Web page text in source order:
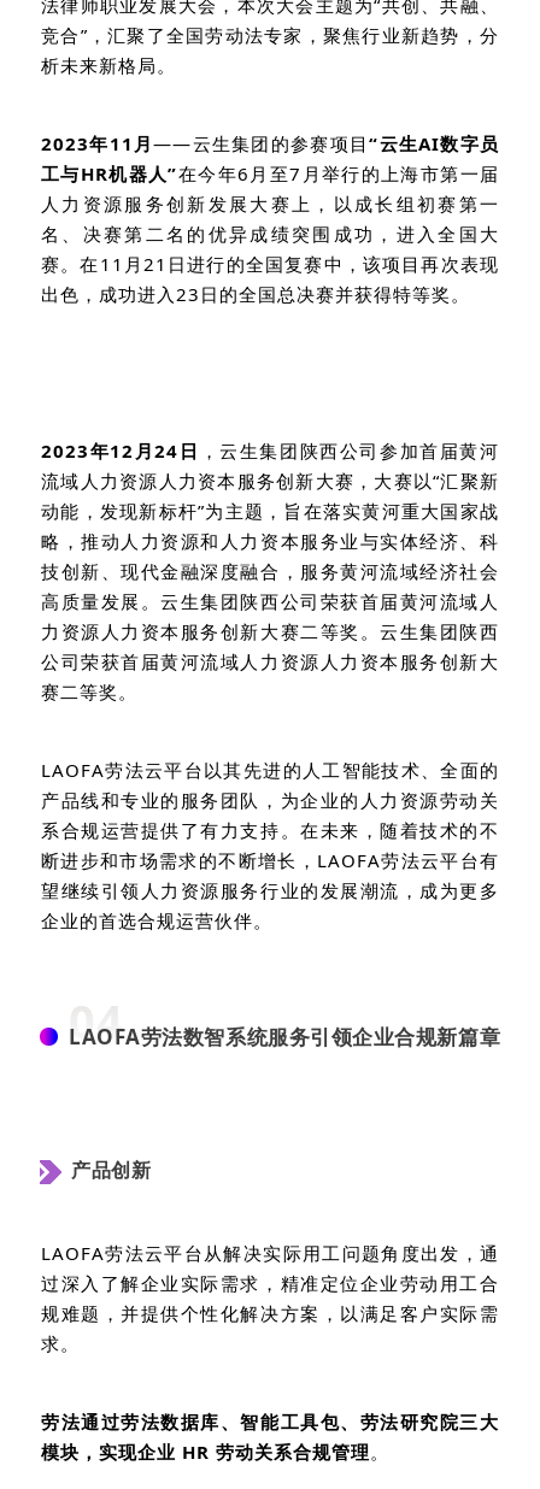
竞合”，汇聚了全国劳动法专家，聚焦行业新趋势，分
析未来新格局。
2023年11 月——云生集团的参赛项目“云生AI数字员
工与HR机器人”在今年6 月至7 月举行的上海市第一届
人力资源服务创新发展大赛上，以成长组初赛第一
名、决赛第二名的优异成绩突围成功，进入全国大
赛。在 11 月 21 日进行的全国复赛中，该项目再次表现
出色，成功进入 23 日的全国总决赛并获得特等奖。
2023年12 月24 日 ，云生集团陕西公司参加首届黄河
流域人力资源人力资本服务创新大赛，大赛以“汇聚新
动能，发现新标杆”为主题，旨在落实黄河重大国家战
略，推动人力资源和人力资本服务业与实体经济、科
技创新、现代金融深度融合，服务黄河流域经济社会
高质量发展。云生集团陕西公司荣获首届黄河流域人
力资源人力资本服务创新大赛二等奖。云生集团陕西
公司荣获首届黄河流域人力资源人力资本服务创新大
赛二等奖。
LAOFA劳法云平台以其先进的人工智能技术、全面的
产品线和专业的服务团队，为企业的人力资源劳动关
系合规运营提供了有力支持。在未来，随着技术的不
断进步和市场需求的不断增长， LAOFA劳法云平台有
望继续引领人力资源服务行业的发展潮流，成为更多
企业的首选合规运营伙伴。
04
LAOFA劳法数智系统服务引领企业合规新篇章
产品创新
LAOFA劳法云平台从解决实际用工问题角度出发，通
过深入了解企业实际需求，精准定位企业劳动用工合
规难题，并提供个性化解决方案，以满足客户实际需
求。
劳法通过劳法数据库、智能工具包、劳法研究院三大
模块，实现企业 HR 劳动关系合规管理。